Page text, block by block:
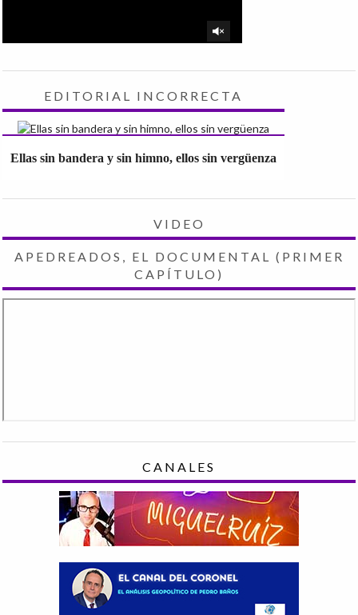
EDITORIAL INCORRECTA
Ellas sin bandera y sin himno, ellos sin vergüenza
VIDEO
APEDREADOS, EL DOCUMENTAL (PRIMER
CAPÍTULO)
CANALES